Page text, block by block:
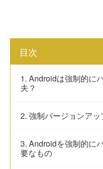
目次
1. Androidは強制的に
夫？
2. 強制バージョンア
3. Androidを強制的に
要なもの